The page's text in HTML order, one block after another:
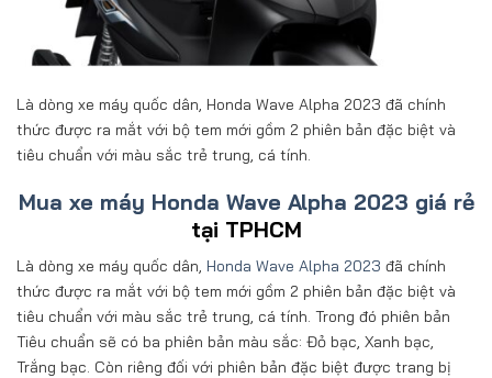
Là dòng xe máy quốc dân, Honda Wave Alpha 2023 đã chính
thức được ra mắt với bộ tem mới gồm 2 phiên bản đặc biệt và
tiêu chuẩn với màu sắc trẻ trung, cá tính.
Mua xe máy Honda Wave Alpha 2023 giá rẻ
tại TPHCM
Là dòng xe máy quốc dân, Honda Wave Alpha 2023 đã chính
thức được ra mắt với bộ tem mới gồm 2 phiên bản đặc biệt và
tiêu chuẩn với màu sắc trẻ trung, cá tính. Trong đó phiên bản
Tiêu chuẩn sẽ có ba phiên bản màu sắc: Đỏ bạc, Xanh bạc,
Trắng bạc. Còn riêng đối với phiên bản đặc biệt được trang bị